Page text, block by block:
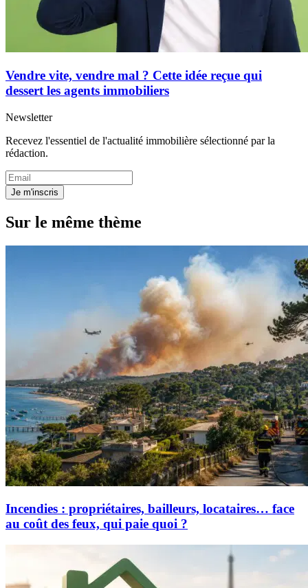
Vendre vite, vendre mal ? Cette idée reçue qui
dessert les agents immobiliers
Newsletter
Recevez l'essentiel de l'actualité immobilière sélectionné par la
rédaction.
Je m'inscris
Sur le même thème
Incendies : propriétaires, bailleurs, locataires… face
au coût des feux, qui paie quoi ?